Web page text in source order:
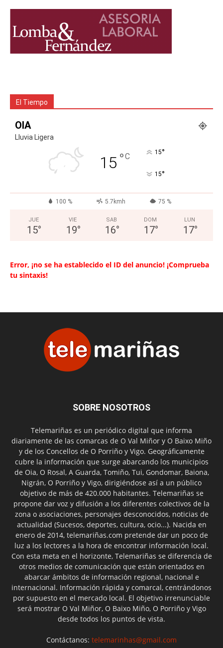
El Tiempo
OIA
Lluvia Ligera
15 °C 15°
15°
100 % 5.7kmh 75 %
JUE
15°
VIE
19°
SAB
16°
DOM
17°
LUN
17°
Error, ¡no se ha establecido el ID del anuncio! ¡Comprueba
tu sintaxis!
SOBRE NOSOTROS
Telemariñas es un periódico digital que informa
diariamente de las comarcas de O Val Miñor y O Baixo Miño
y de los Concellos de O Porriño y Vigo. Geográficamente
cubre la información que surge abarcando los municipios
de Oia, O Rosal, A Guarda, Tomiño, Tui, Gondomar, Baiona,
Nigrán, O Porriño y Vigo, dirigiéndose así a un público
objetivo de más de 420.000 habitantes. Telemariñas se
propone dar voz y difusión a los diferentes colectivos de la
zona o asociaciones, personajes desconocidos, noticias de
actualidad (Sucesos, deportes, cultura, ocio...). Nacida en
enero de 2014, telemariñas.com pretende dar un poco de
luz a los lectores a la hora de encontrar información local.
Con esta meta en el horizonte, Telemariñas se diferencia de
otros medios de comunicación que están orientados en
abarcar ámbitos de información regional, nacional e
internacional. Información rápida y comarcal, centrándonos
por supuesto en el mercado local. El objetivo irrenunciable
será mostrar O Val Miñor, O Baixo Miño, O Porriño y Vigo
desde todos los puntos de vista.
Contáctanos: telemarinhas@gmail.com